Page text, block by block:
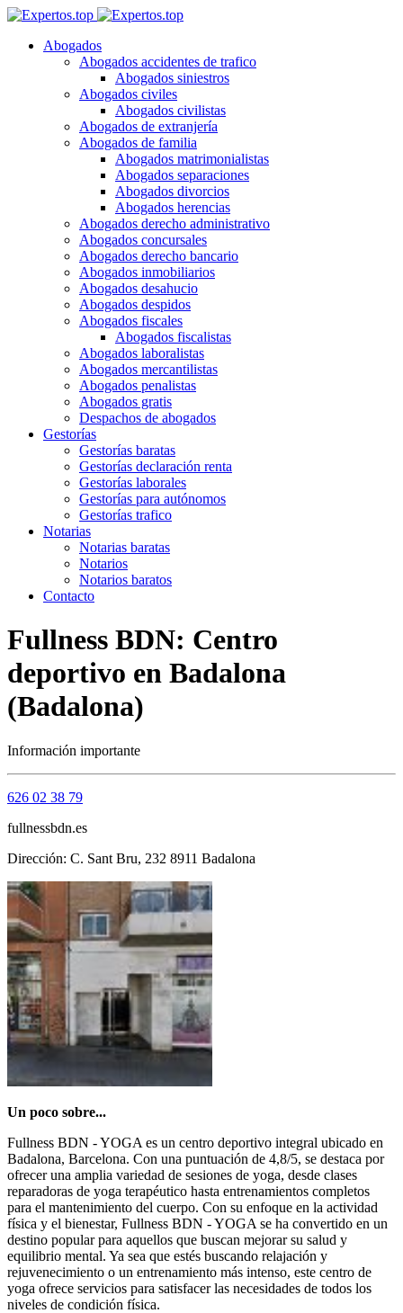
Abogados
Abogados accidentes de trafico
Abogados siniestros
Abogados civiles
Abogados civilistas
Abogados de extranjería
Abogados de familia
Abogados matrimonialistas
Abogados separaciones
Abogados divorcios
Abogados herencias
Abogados derecho administrativo
Abogados concursales
Abogados derecho bancario
Abogados inmobiliarios
Abogados desahucio
Abogados despidos
Abogados fiscales
Abogados fiscalistas
Abogados laboralistas
Abogados mercantilistas
Abogados penalistas
Abogados gratis
Despachos de abogados
Gestorías
Gestorías baratas
Gestorías declaración renta
Gestorías laborales
Gestorías para autónomos
Gestorías trafico
Notarias
Notarias baratas
Notarios
Notarios baratos
Contacto
Fullness BDN: Centro
deportivo en Badalona
(Badalona)
Información importante
626 02 38 79
fullnessbdn.es
Dirección: C. Sant Bru, 232 8911 Badalona
Un poco sobre...
Fullness BDN - YOGA es un centro deportivo integral ubicado en
Badalona, Barcelona. Con una puntuación de 4,8/5, se destaca por
ofrecer una amplia variedad de sesiones de yoga, desde clases
reparadoras de yoga terapéutico hasta entrenamientos completos
para el mantenimiento del cuerpo. Con su enfoque en la actividad
física y el bienestar, Fullness BDN - YOGA se ha convertido en un
destino popular para aquellos que buscan mejorar su salud y
equilibrio mental. Ya sea que estés buscando relajación y
rejuvenecimiento o un entrenamiento más intenso, este centro de
yoga ofrece servicios para satisfacer las necesidades de todos los
niveles de condición física.